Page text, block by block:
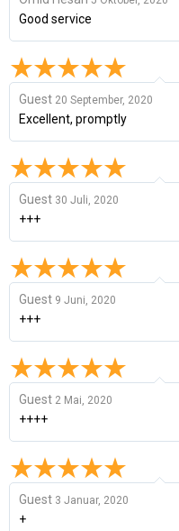
Good service
Guest 20 September, 2020
Excellent, promptly
Guest 30 Juli, 2020
+++
Guest 9 Juni, 2020
+++
Guest 2 Mai, 2020
++++
Guest 3 Januar, 2020
+